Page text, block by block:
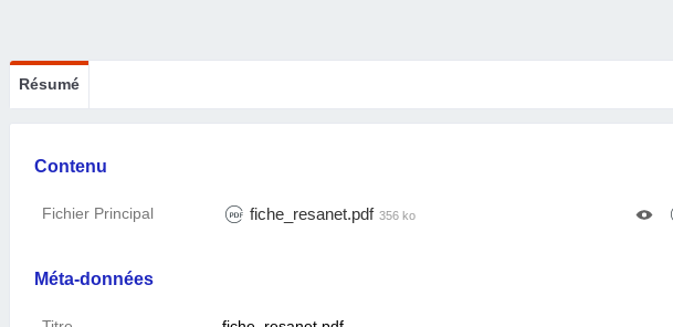
Résumé
Contenu
Fichier Principal fiche_resanet.pdf 356 ko
Méta-données